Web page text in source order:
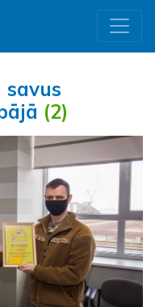
savus
(2)